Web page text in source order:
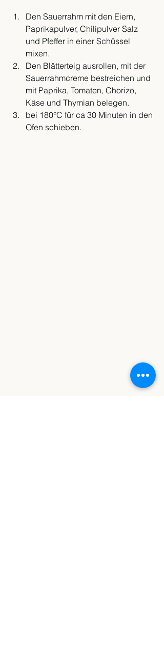
Den Sauerrahm mit den Eiern,
Paprikapulver, Chilipulver Salz
und Pfeffer in einer Schüssel
mixen.
Den Blätterteig ausrollen, mit der
Sauerrahmcreme bestreichen und
mit Paprika, Tomaten, Chorizo,
Käse und Thymian belegen.
bei 180°C für ca 30 Minuten in den
Ofen schieben.